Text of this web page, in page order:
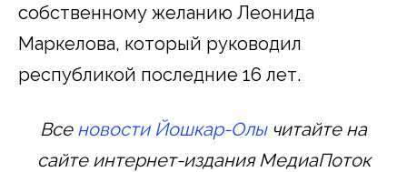
собственному желанию Леонида
Маркелова, который руководил
республикой последние 16 лет.
Все новости Йошкар-Олычитайте на
сайте интернет-издания МедиаПоток